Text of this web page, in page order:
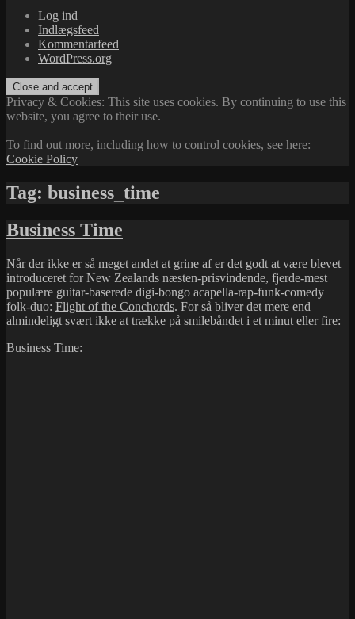
Log ind
Indlægsfeed
Kommentarfeed
WordPress.org
Privacy & Cookies: This site uses cookies. By continuing to use this
website, you agree to their use.
To find out more, including how to control cookies, see here:
Cookie Policy
Tag: business_time
Business Time
Når der ikke er så meget andet at grine af er det godt at være blevet
introduceret for New Zealands næsten-prisvindende, fjerde-mest
populære guitar-baserede digi-bongo acapella-rap-funk-comedy
folk-duo: Flight of the Conchords. For så bliver det mere end
almindeligt svært ikke at trække på smilebåndet i et minut eller fire:
Business Time: